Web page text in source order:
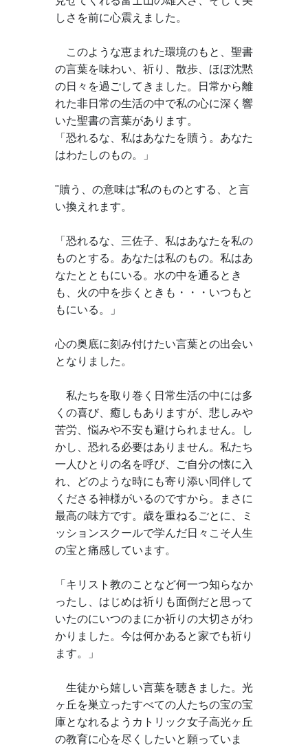
しさを前に心震えました。
このような恵まれた環境のもと、聖書
の言葉を味わい、祈り、散歩、ほぼ沈黙
の日々を過ごしてきました。日常から離
れた非日常の生活の中で私の心に深く響
いた聖書の言葉があります。
「恐れるな、私はあなたを贖う。あなた
はわたしのもの。」
"贖う、の意味は“私のものとする、と言
い換えれます。
「恐れるな、三佐子、私はあなたを私の
ものとする。あなたは私のもの。私はあ
なたとともにいる。水の中を通るとき
も、火の中を歩くときも・・・いつもと
もにいる。」
心の奥底に刻み付けたい言葉との出会い
となりました。
私たちを取り巻く日常生活の中には多
くの喜び、癒しもありますが、悲しみや
苦労、悩みや不安も避けられません。し
かし、恐れる必要はありません。私たち
一人ひとりの名を呼び、ご自分の懐に入
れ、どのような時にも寄り添い同伴して
くださる神様がいるのですから。まさに
最高の味方です。歳を重ねるごとに、ミ
ッションスクールで学んだ日々こそ人生
の宝と痛感しています。
「キリスト教のことなど何一つ知らなか
ったし、はじめは祈りも面倒だと思って
いたのにいつのまにか祈りの大切さがわ
かりました。今は何かあると家でも祈り
ます。」
生徒から嬉しい言葉を聴きました。光
ヶ丘を巣立ったすべての人たちの宝の宝
庫となれるようカトリック女子高光ヶ丘
の教育に心を尽くしたいと願っていま